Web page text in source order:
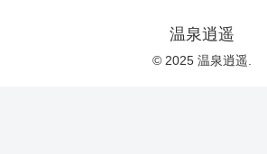
温泉逍遥
© 2025 温泉逍遥.